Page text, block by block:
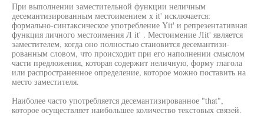
При выполнении заместительной функции неличным
десемантизированным местоимением х it' исключается:
формально-синтаксическое употребление Yit' и репрезентативная
функция личного местоимения Л it' . Местоимение Лit' является
заместителем, когда оно полностью становится десемантизи-
рованным словом, что происходит при его наполнении смыслом
части предложения, которая содержит неличную, форму глагола
или распространенное определение, которое можно поставить на
место заместителя.
Наиболее часто употребляется десемантизированное "that",
которое осуществляет наибольшее количество текстовых связей.